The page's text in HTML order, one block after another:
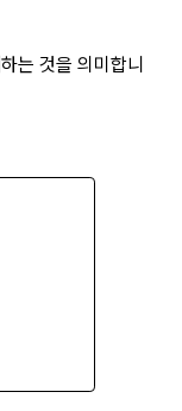
하는 것을 의미합니